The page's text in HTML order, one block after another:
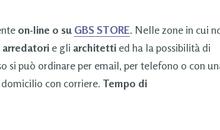
on-line o su GBS STORE. Nelle zone in cui
arredatorie gli architettied ha la possibilità di
si può ordinare per email, per telefono o con
con corriere. Tempo di